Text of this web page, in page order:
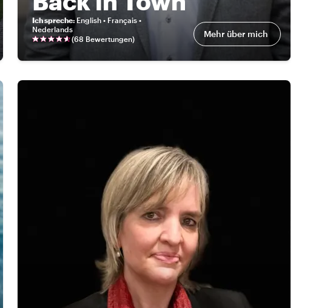
Ich spreche: English • Français •
Nederlands
(68 Bewertungen) Mehr über mich